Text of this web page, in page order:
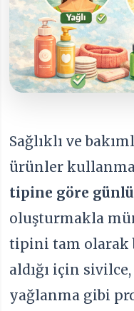
Sağlıklı ve
ürünler
tipine göre
oluşturmakla
tipini tam olarak
aldığı için
yağlanma gibi